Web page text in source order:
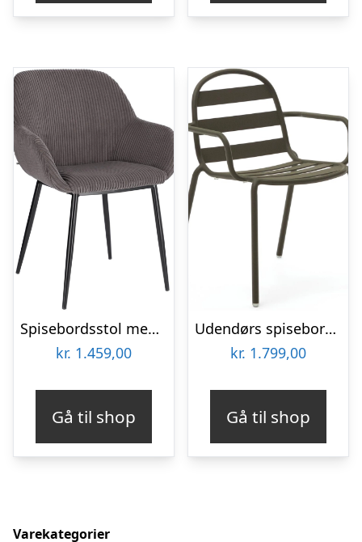
Spisebordsstol med armlæn Kave Home Konna fløjl mørkegrå
kr. 1.459,00
Gå til shop
Udendørs spisebordsstol med armlæn Kave Home Joncols grøn aluminium
kr. 1.799,00
Gå til shop
Varekategorier